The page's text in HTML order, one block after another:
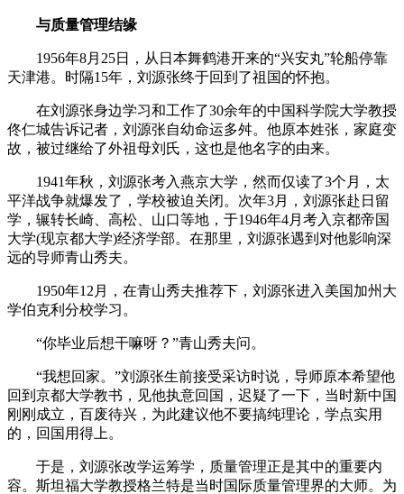
与质量管理结缘
1956年8月25日，从日本舞鹤港开来的“兴安丸”轮船停靠
天津港。时隔15年，刘源张终于回到了祖国的怀抱。
在刘源张身边学习和工作了30余年的中国科学院大学教授
佟仁城告诉记者，刘源张自幼命运多舛。他原本姓张，家庭变
故，被过继给了外祖母刘氏，这也是他名字的由来。
1941年秋，刘源张考入燕京大学，然而仅读了3个月，太
平洋战争就爆发了，学校被迫关闭。次年3月，刘源张赴日留
学，辗转长崎、高松、山口等地，于1946年4月考入京都帝国
大学(现京都大学)经济学部。在那里，刘源张遇到对他影响深
远的导师青山秀夫。
1950年12月，在青山秀夫推荐下，刘源张进入美国加州大
学伯克利分校学习。
“你毕业后想干嘛呀？”青山秀夫问。
“我想回家。”刘源张生前接受采访时说，导师原本希望他
回到京都大学教书，见他执意回国，迟疑了一下，当时新中国
刚刚成立，百废待兴，为此建议他不要搞纯理论，学点实用
的，回国用得上。
于是，刘源张改学运筹学，质量管理正是其中的重要内
容。斯坦福大学教授格兰特是当时国际质量管理界的大师。为